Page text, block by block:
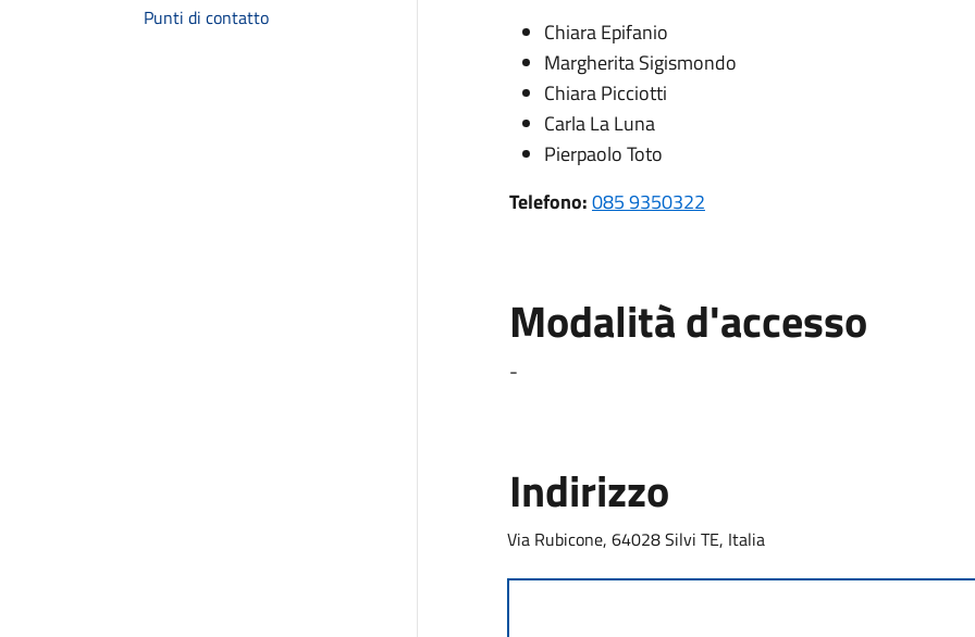
Punti di contatto
Chiara Epifanio
Margherita Sigismondo
Chiara Picciotti
Carla La Luna
Pierpaolo Toto
Telefono:085 9350322
Modalità d'accesso
-
Indirizzo
Via Rubicone, 64028 Silvi TE, Italia